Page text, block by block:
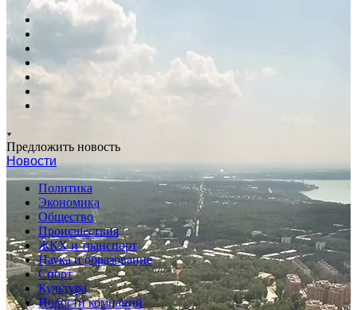
Предложить новость
Новости
Политика
Экономика
Общество
Происшествия
ЖКХ и транспорт
Наука и образование
Спорт
Культура
Новости компаний